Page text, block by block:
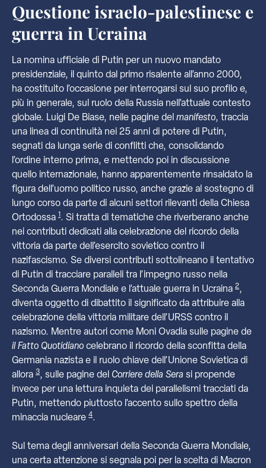
Questione israelo-palestinese e
guerra in Ucraina
La nomina ufficiale di Putin per un nuovo mandato
presidenziale, il quinto dal primo risalente all’anno 2000,
ha costituito l’occasione per interrogarsi sul suo profilo e,
più in generale, sul ruolo della Russia nell’attuale contesto
globale. Luigi De Biase, nelle pagine del manifesto, traccia
una linea di continuità nei 25 anni di potere di Putin,
segnati da lunga serie di conflitti che, consolidando
l’ordine interno prima, e mettendo poi in discussione
quello internazionale, hanno apparentemente rinsaldato la
figura dell’uomo politico russo, anche grazie al sostegno di
lungo corso da parte di alcuni settori rilevanti della Chiesa
Ortodossa 1. Si tratta di tematiche che riverberano anche
nei contributi dedicati alla celebrazione del ricordo della
vittoria da parte dell’esercito sovietico contro il
nazifascismo. Se diversi contributi sottolineano il tentativo
di Putin di tracciare paralleli tra l’impegno russo nella
Seconda Guerra Mondiale e l’attuale guerra in Ucraina 2,
diventa oggetto di dibattito il significato da attribuire alla
celebrazione della vittoria militare dell’URSS contro il
nazismo. Mentre autori come Moni Ovadia sulle pagine de
il Fatto Quotidiano celebrano il ricordo della sconfitta della
Germania nazista e il ruolo chiave dell’Unione Sovietica di
allora 3, sulle pagine del Corriere della Sera si propende
invece per una lettura inquieta dei parallelismi tracciati da
Putin, mettendo piuttosto l’accento sullo spettro della
minaccia nucleare 4.
Sul tema degli anniversari della Seconda Guerra Mondiale,
una certa attenzione si segnala poi per la scelta di Macron